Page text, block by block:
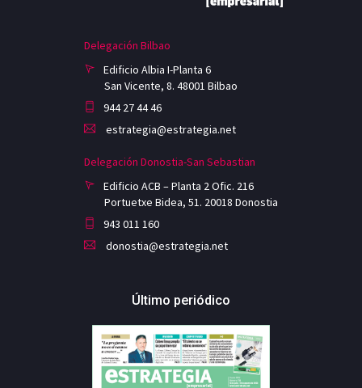
Delegación Bilbao
Edificio Albia I-Planta 6
San Vicente, 8. 48001 Bilbao
944 27 44 46
estrategia@estrategia.net
Delegación Donostia-San Sebastian
Edificio ACB – Planta 2 Ofic. 216
Portuetxe Bidea, 51. 20018 Donostia
943 011 160
donostia@estrategia.net
Último periódico